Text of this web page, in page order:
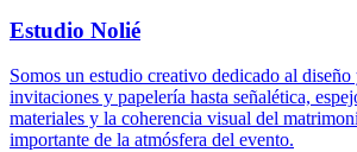
Estudio Nolié
Somos un estudio creativo dedicado al
invitaciones y papelería hasta señalética,
materiales y la coherencia visual del
importante de la atmósfera del evento.